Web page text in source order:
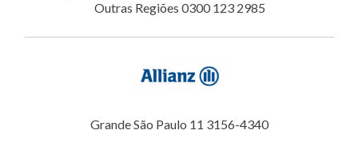
Outras Regiões 0300 123 2985
Grande São Paulo 11 3156-4340